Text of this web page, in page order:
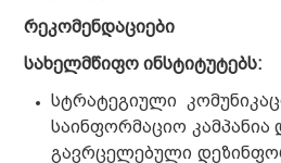
რეკომენდაციები
სახელმწიფო ინსტიტუტებს:
სტრატეგიული
საინფორმაციო კამპანია
გავრცელებული